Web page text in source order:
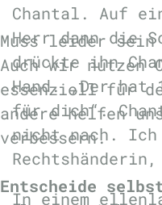
Chantal. Auf
Herr dann die
drückte ihn
Hand. „Der hat
für dich“.
nicht nach. Ich
In einem
Muss leider sein
Auch wir nutzen
essenziell für
andere helfen
verbessern.
Entscheide